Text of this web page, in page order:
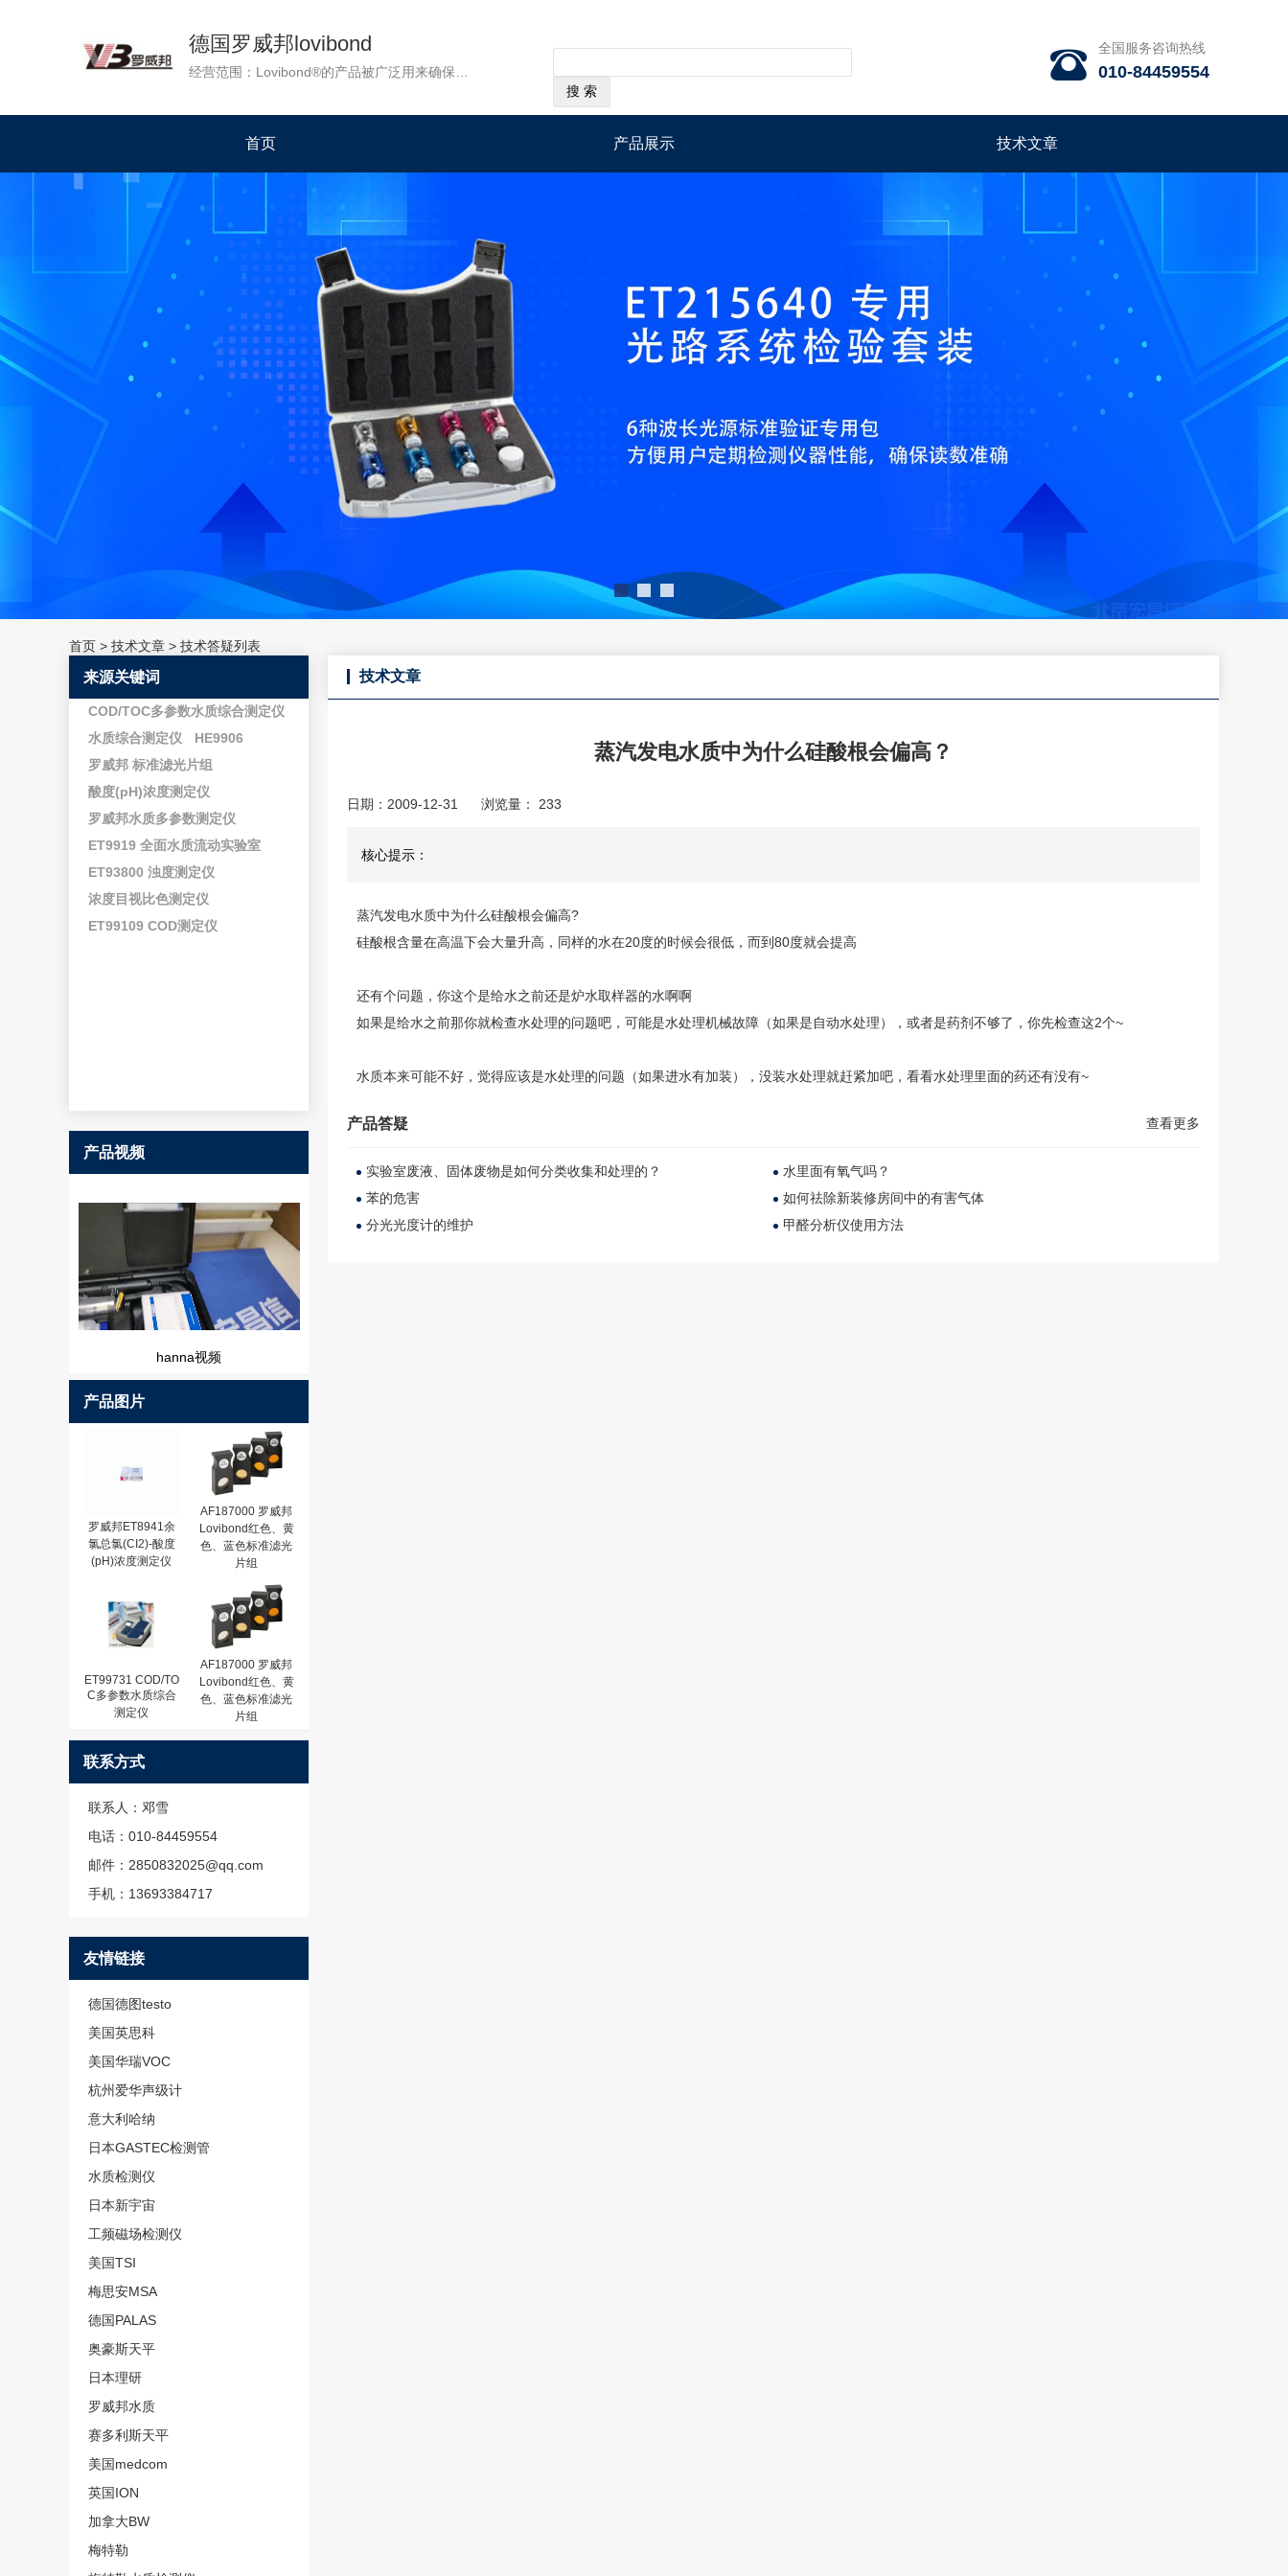
德国罗威邦lovibond
 全国服务咨询热线
010-84459554
首页 产品展示 技术文章
首页 > 技术文章 > 技术答疑列表
来源关键词
COD/TOC多参数水质综合测定仪
水质综合测定仪
HE9906
罗威邦 标准滤光片组
酸度(pH)浓度测定仪
罗威邦水质多参数测定仪
ET9919 全面水质流动实验室
ET93800 浊度测定仪
浓度目视比色测定仪
ET99109 COD测定仪
产品视频
hanna视频
产品图片
罗威邦ET8941余
氯总氯(CI2)-酸度
(pH)浓度测定仪
AF187000 罗威邦
Lovibond红色、黄
色、蓝色标准滤光
片组
ET99731 COD/TO
C多参数水质综合
测定仪
AF187000 罗威邦
Lovibond红色、黄
色、蓝色标准滤光
片组
联系方式
联系人：邓雪
电话：010-84459554
邮件：2850832025@qq.com
手机：13693384717
友情链接
德国德图testo
美国英思科
美国华瑞VOC
杭州爱华声级计
意大利哈纳
日本GASTEC检测管
水质检测仪
日本新宇宙
工频磁场检测仪
美国TSI
梅思安MSA
德国PALAS
奥豪斯天平
日本理研
罗威邦水质
赛多利斯天平
美国medcom
英国ION
加拿大BW
梅特勒
技术文章
蒸汽发电水质中为什么硅酸根会偏高？
日期：2009-12-31 浏览量： 233
核心提示：
蒸汽发电水质中为什么硅酸根会偏高?
硅酸根含量在高温下会大量升高，同样的水在20度的时候会很低，而到80度就会提高
还有个问题，你这个是给水之前还是炉水取样器的水啊啊
如果是给水之前那你就检查水处理的问题吧，可能是水处理机械故障（如果是自动水处理），或者是药剂不够了，你先检查这2个~
水质本来可能不好，觉得应该是水处理的问题（如果进水有加装），没装水处理就赶紧加吧，看看水处理里面的药还有没有~
产品答疑 查看更多
实验室废液、固体废物是如何分类收集和处理的？
苯的危害
分光光度计的维护
水里面有氧气吗？
如何祛除新装修房间中的有害气体
甲醛分析仪使用方法